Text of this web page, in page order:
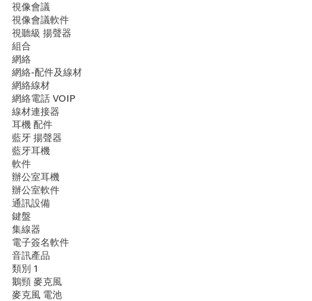
視像會議
視像會議軟件
視聽級 揚聲器
組合
網絡
網絡-配件及線材
網絡線材
網絡電話 VOIP
線材連接器
耳機 配件
藍牙 揚聲器
藍牙耳機
軟件
辦公室耳機
辦公室軟件
通訊設備
鍵盤
集線器
電子簽名軟件
音訊產品
類別 1
鵝頸 麥克風
麥克風 電池